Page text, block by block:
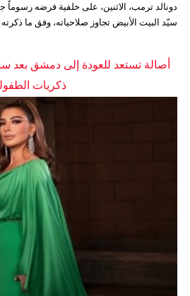
سيّد البيت الأبيض تجاوز صلاحياته، وفق ما ذكرته
أصالة تستعد للعودة إلى دمشق بعد
ذكريات